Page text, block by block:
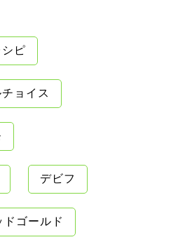
ピ
ョイス
デビフ
ドゴールド